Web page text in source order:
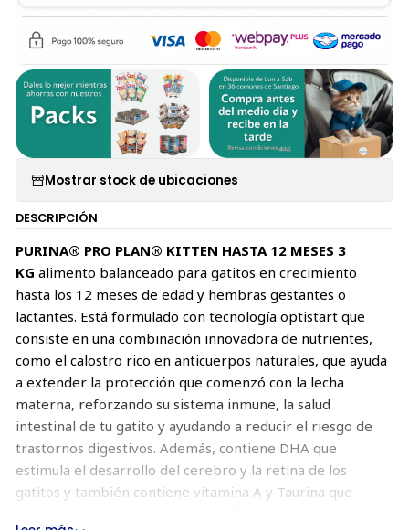
Mostrar stock de ubicaciones
DESCRIPCIÓN
PURINA® PRO PLAN® KITTEN HASTA 12 MESES 3
KG alimento balanceado para gatitos en crecimiento
hasta los 12 meses de edad y hembras gestantes o
lactantes. Está formulado con tecnología optistart que
consiste en una combinación innovadora de nutrientes,
como el calostro rico en anticuerpos naturales, que ayuda
a extender la protección que comenzó con la lecha
materna, reforzando su sistema inmune, la salud
intestinal de tu gatito y ayudando a reducir el riesgo de
trastornos digestivos. Además, contiene DHA que
estimula el desarrollo del cerebro y la retina de los
gatitos y también contiene vitamina A y Taurina que